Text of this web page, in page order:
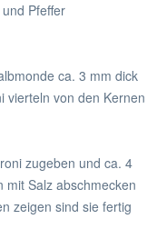
Pfeffer
ca. 3 mm dick
vierteln von den Kernen
zugeben und ca. 4
mit Salz abschmecken
zeigen sind sie fertig